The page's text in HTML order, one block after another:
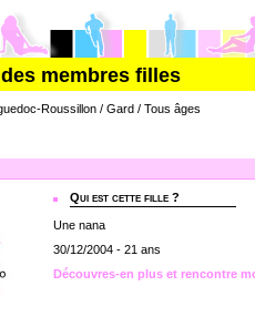
membres filles
Roussillon / Gard / Tous âges
Qui est cette fille ?
Une nana
30/12/2004 - 21 ans
Découvres-en plus et rencontre